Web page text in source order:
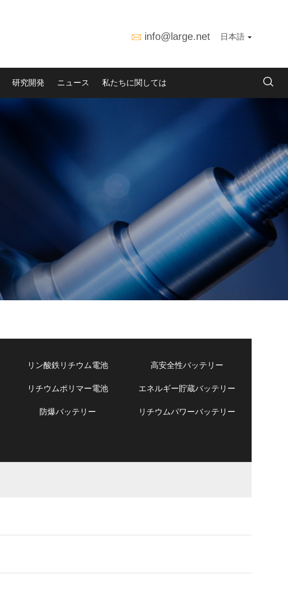
info@large.net 日本語
研究開発 ニュース 私たちに関しては
リン酸鉄リチウム電池 高安全性バッテリー
リチウムポリマー電池 エネルギー貯蔵バッテリー
防爆バッテリー リチウムパワーバッテリー